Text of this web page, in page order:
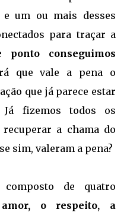
e um ou mais desses
para traçar a
ponto conseguimos
que vale a pena o
que já parece estar
Já fizemos todos os
a chama do
sim, valeram a pena?
de quatro
amor, o respeito, a